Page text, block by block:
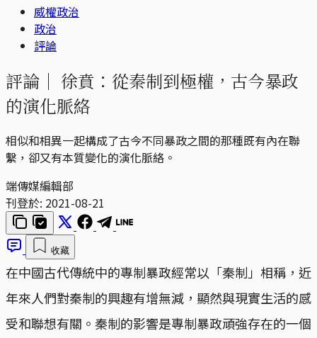
威權政治
政治
評論
評論｜ 徐賁：從秦制到極權，古今暴政
的演化脈絡
相似和相異一起構成了古今不同暴政之間的那種既有內在聯
繫，卻又有本質變化的演化脈絡。
端傳媒編輯部
刊登於: 2021-08-21
收藏
在中國古代傳統中的專制暴政經常以「秦制」相稱，近
年來人們對秦制的興趣有增無減，顯然與現實生活的感
受和聯想有關。秦制的影響是專制暴政頑強存在的一個